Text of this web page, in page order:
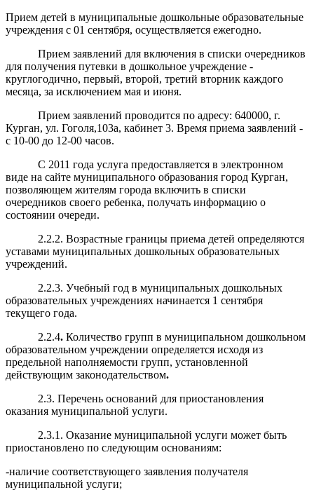
Прием детей в муниципальные дошкольные образовательные
учреждения с 01 сентября, осуществляется ежегодно.
Прием заявлений для включения в списки очередников
для получения путевки в дошкольное учреждение -
круглогодично, первый, второй, третий вторник каждого
месяца, за исключением мая и июня.
Прием заявлений проводится по адресу: 640000, г.
Курган, ул. Гоголя,103а, кабинет 3. Время приема заявлений -
с 10-00 до 12-00 часов.
С 2011 года услуга предоставляется в электронном
виде на сайте муниципального образования город Курган,
позволяющем жителям города включить в списки
очередников своего ребенка, получать информацию о
состоянии очереди.
2.2.2. Возрастные границы приема детей определяются
уставами муниципальных дошкольных образовательных
учреждений.
2.2.3. Учебный год в муниципальных дошкольных
образовательных учреждениях начинается 1 сентября
текущего года.
2.2.4. Количество групп в муниципальном дошкольном
образовательном учреждении определяется исходя из
предельной наполняемости групп, установленной
действующим законодательством.
2.3. Перечень оснований для приостановления
оказания муниципальной услуги.
2.3.1. Оказание муниципальной услуги может быть
приостановлено по следующим основаниям:
-наличие соответствующего заявления получателя
муниципальной услуги;